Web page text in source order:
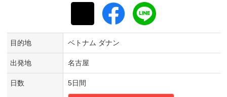
目的地 ベトナム ダナン
出発地 名古屋
日数 5日間